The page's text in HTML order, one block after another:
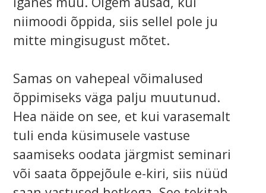
niimoodi õppida, siis sellel pole ju
mitte mingisugust mõtet.
Samas on vahepeal võimalused
õppimiseks väga palju muutunud.
Hea näide on see, et kui varasemalt
tuli enda küsimusele vastuse
saamiseks oodata järgmist seminari
või saata õppejõule e-kiri, siis nüüd